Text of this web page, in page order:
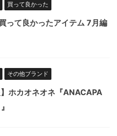
買って良かった
って良かったアイテム 7月編
その他ブランド
】ホカオネオネ『ANACAPA